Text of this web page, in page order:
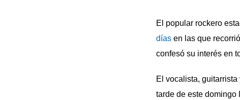
El popular rockero
días en las que
confesó su interés en
El vocalista,
tarde de este domingo